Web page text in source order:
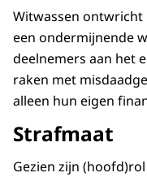
Witwassen
een ondermijnende
deelnemers aan het
raken met
alleen hun eigen
Strafmaat
Gezien zijn